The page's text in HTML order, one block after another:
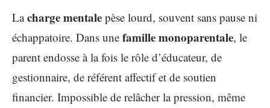
Lacharge mentale pèse lourd, souvent sans pause ni
échappatoire. Dans une famille monoparentale, le
parent endosse à la fois le rôle d’éducateur, de
gestionnaire, de référent affectif et de soutien
financier. Impossible de relâcher la pression, même